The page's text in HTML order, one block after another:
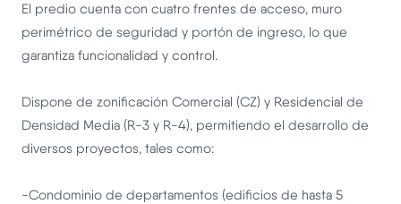
El predio cuenta con cuatro frentes de acceso, muro
perimétrico de seguridad y portón de ingreso, lo que
garantiza funcionalidad y control.
Dispone de zonificación Comercial (CZ) y Residencial de
Densidad Media (R-3 y R-4), permitiendo el desarrollo de
diversos proyectos, tales como:
-Condominio de departamentos (edificios de hasta 5